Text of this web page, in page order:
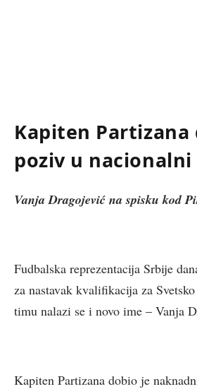
Kapiten Partizana
poziv u
Vanja Dragojević na spisku kod
Fudbalska reprezentacija Srbije
za nastavak kvalifikacija za
timu nalazi se i novo ime – Vanja
Kapiten Partizana dobio je